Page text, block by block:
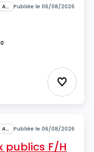
BTP / Matériaux de construction / Architecture Publiée le 06/08/2026
Ajouter
BTP / Matériaux de construction / Architecture Publiée le 06/08/2026
publics F/H